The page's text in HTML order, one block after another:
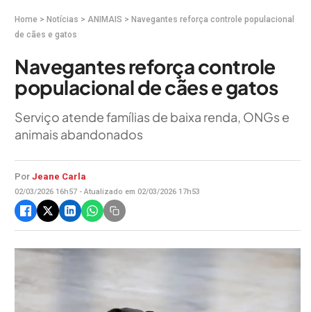
Home > Notícias > ANIMAIS > Navegantes reforça controle populacional
de cães e gatos
Navegantes reforça controle
populacional de cães e gatos
Serviço atende famílias de baixa renda, ONGs e
animais abandonados
Por Jeane Carla
02/03/2026 16h57 - Atualizado em 02/03/2026 17h53